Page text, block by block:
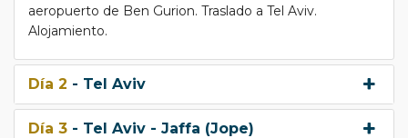
aeropuerto de Ben Gurion. Traslado a Tel Aviv.
Alojamiento.
Día 2 - Tel Aviv
Día 3 - Tel Aviv - Jaffa (Jope)